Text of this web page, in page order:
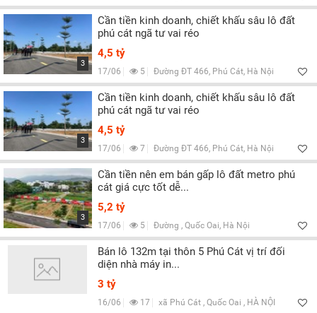
3
Cần tiền kinh doanh, chiết khấu sâu lô đất
phú cát ngã tư vai réo
4,5 tỷ
17/06 5 Đường ĐT 466, Phú Cát, Hà Nội
3
Cần tiền kinh doanh, chiết khấu sâu lô đất
phú cát ngã tư vai réo
4,5 tỷ
17/06 7 Đường ĐT 466, Phú Cát, Hà Nội
3
Cần tiền nên em bán gấp lô đất metro phú
cát giá cực tốt dễ...
5,2 tỷ
17/06 5 Đường , Quốc Oai, Hà Nội
Bán lô 132m tại thôn 5 Phú Cát vị trí đối
diện nhà máy in...
3 tỷ
16/06 17 xã Phú Cát , Quốc Oai , HÀ NỘI